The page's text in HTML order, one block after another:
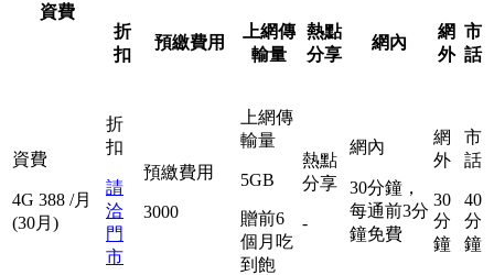
資費
折
扣
預繳費用
上網傳
輸量
熱點
分享
網內
網
外
市
話
資費
4G 388 /月
(30月)
折
扣
請
洽
門
市
預繳費用
3000
上網傳
輸量
5GB
贈前6
個月吃
到飽
熱點
分享
-
網內
30分鐘，
每通前3分
鐘免費
網
外
30
分
鐘
市
話
40
分
鐘